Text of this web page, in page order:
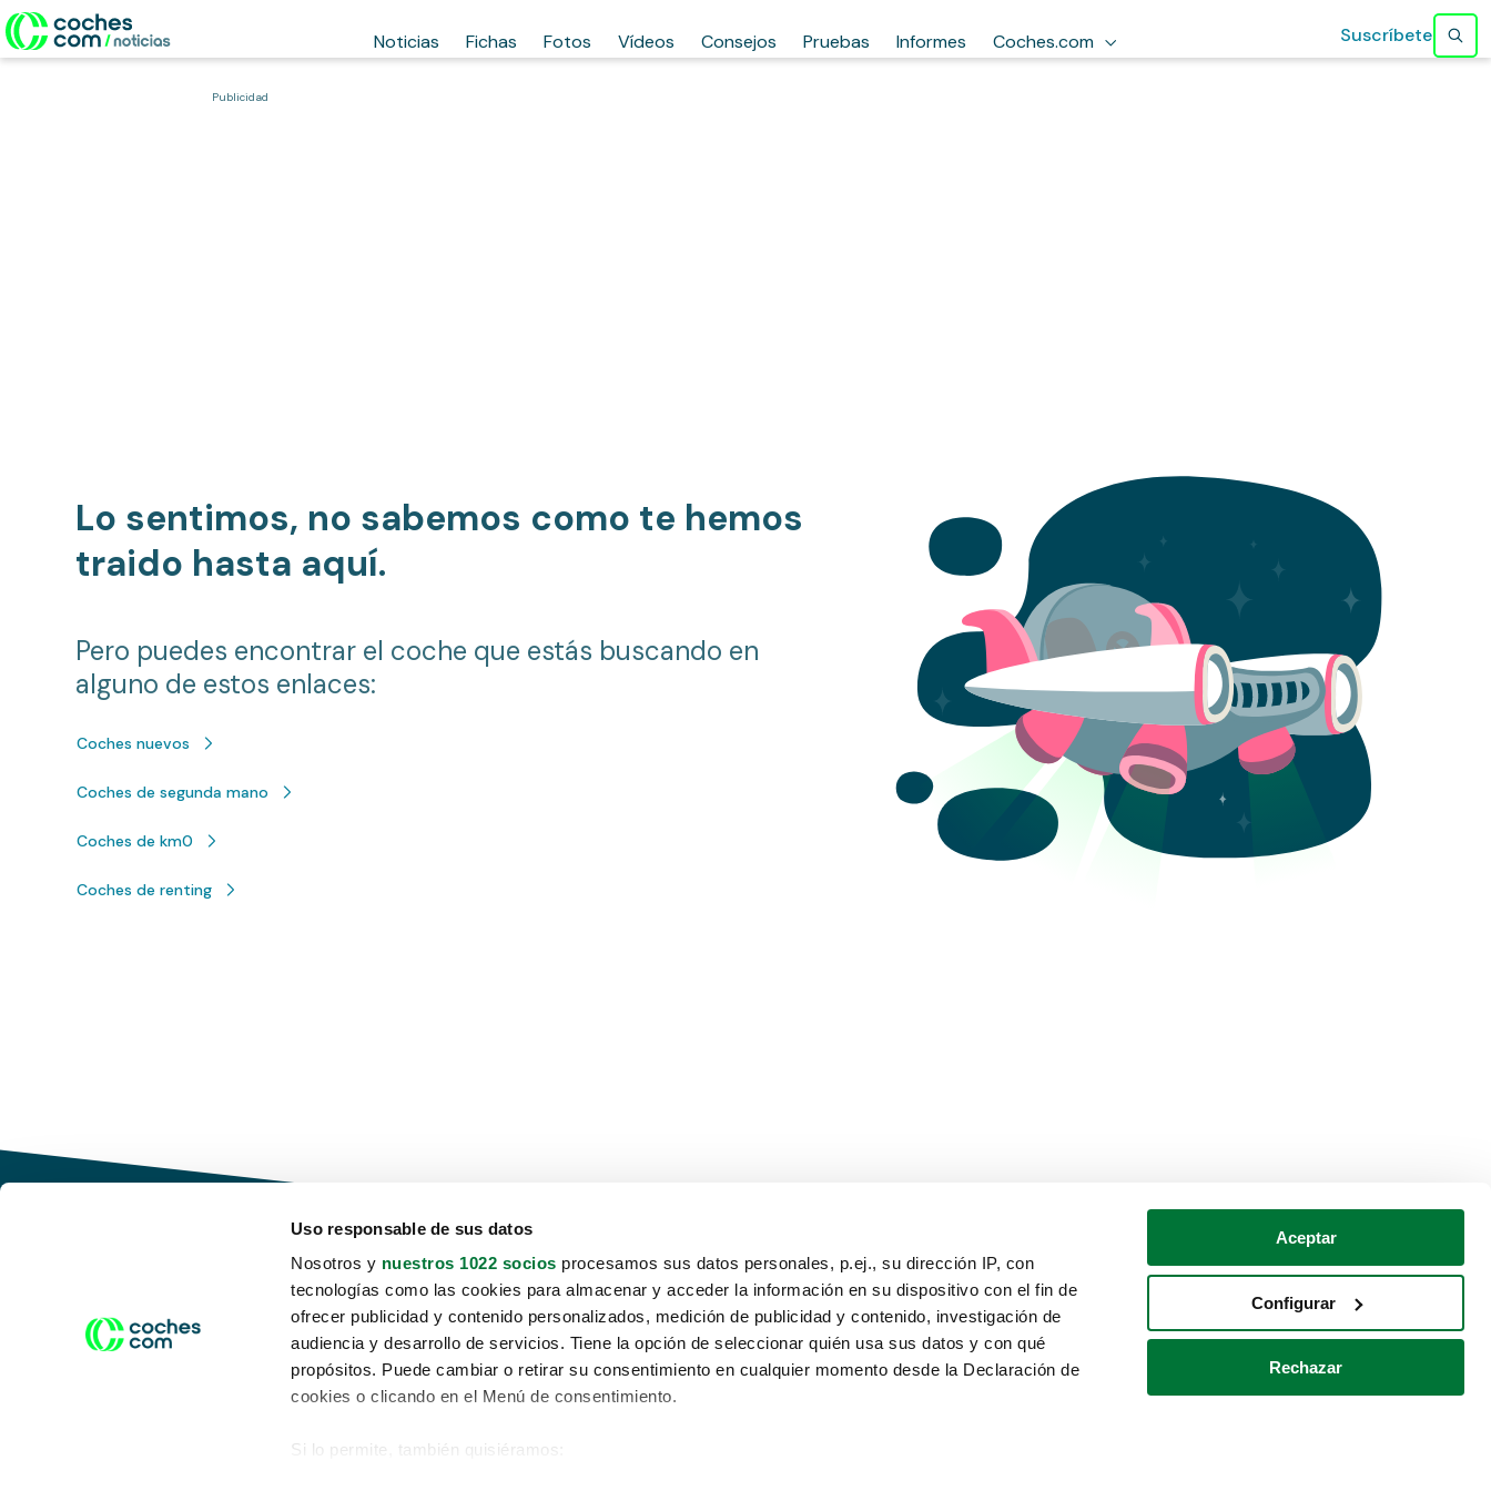
Uso responsable de sus datos
Nosotros y nuestros 1022 socios procesamos sus datos personales, p.ej., su dirección IP, con
tecnologías como las cookies para almacenar y acceder la información en su dispositivo con el fin de
ofrecer publicidad y contenido personalizados, medición de publicidad y contenido, investigación de
audiencia y desarrollo de servicios. Tiene la opción de seleccionar quién usa sus datos y con qué
propósitos. Puede cambiar o retirar su consentimiento en cualquier momento desde la Declaración de
cookies o clicando en el Menú de consentimiento.
Si lo permite, también quisiéramos:
Aceptar
Configurar
Rechazar
Noticias Fichas Fotos Vídeos Consejos Pruebas Informes Coches.com Suscríbete
Publicidad
Lo sentimos, no sabemos como te hemos
traido hasta aquí.
Pero puedes encontrar el coche que estás buscando en
alguno de estos enlaces:
Coches nuevos
Coches de segunda mano
Coches de km0
Coches de renting
Conduce tu futuro,
desata tu movilidad